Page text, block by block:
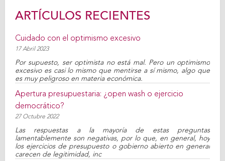
ARTÍCULOS RECIENTES
Cuidado con el optimismo excesivo
17 Abril 2023
Por supuesto, ser optimista no está mal. Pero un optimismo
excesivo es casi lo mismo que mentirse a sí mismo, algo que
es muy peligroso en materia económica.
Apertura presupuestaria: ¿open wash o ejercicio
democrático?
27 Octubre 2022
Las respuestas a la mayoría de estas preguntas
lamentablemente son negativas, por lo que, en general, hoy
los ejercicios de presupuesto o gobierno abierto en general
carecen de legitimidad, inc